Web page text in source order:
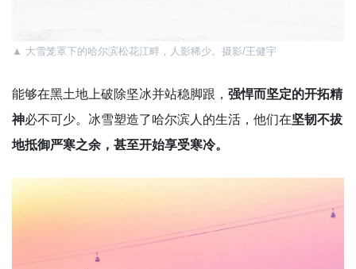
▲ 大雪笼罩下的哈尔滨松花江畔，人影稀少。摄影/王健宇
能够在黑土地上破除坚冰并站稳脚跟， 强悍而坚定的开拓精
神必不可少。冰雪塑造了哈尔滨人的生活，他们在坚韧不拔
地抵御严寒之余，甚至开始享受寒冷。